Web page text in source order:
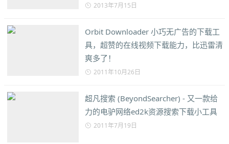
2013年7月15日
Orbit Downloader 小巧无广告的下载工
具，超赞的在线视频下载能力，比迅雷清
爽多了！
2011年10月26日
超凡搜索 (BeyondSearcher) - 又一款给
力的电驴网络ed2k资源搜索下载小工具
2011年7月19日